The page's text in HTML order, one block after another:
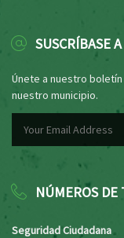
SUSCRÍBASE
Únete a nuestro
nuestro municipio.
NÚMEROS DE
Seguridad Ciudadana